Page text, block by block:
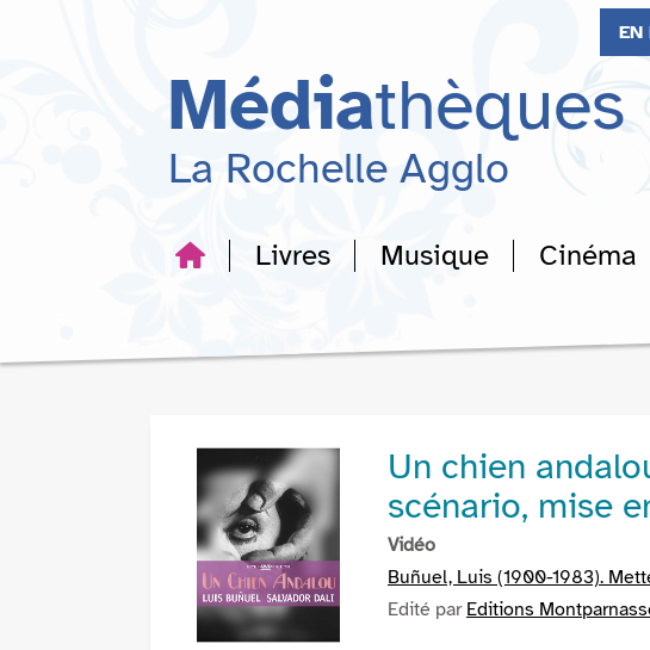
recherche
EN
Médiathèques
La Rochelle Agglo
Livres Musique Cinéma
Un chien
scénario, mise
Vidéo
Buñuel, Luis (1900-1983).
Edité par Editions